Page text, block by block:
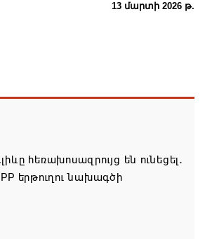
13 մարտի 2026 թ.
հեռախոսազրույց են ունեցել․
երթուղու նախագծի